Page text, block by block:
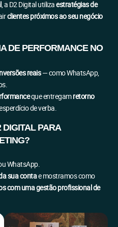
, a D2 Digital utilizaestratégias de
clientes próximos ao seu negócio
DE PERFORMANCE NO
reais— como WhatsApp,
que entregamretorno
de verba.
DIGITAL PARA
WhatsApp.
sua contae mostramos como
com uma gestão profissional de